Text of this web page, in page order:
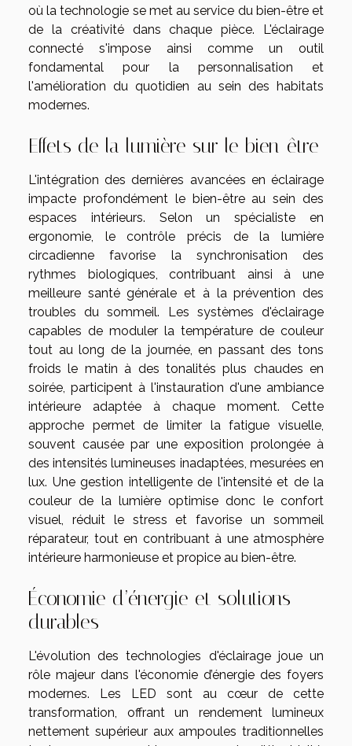
où la technologie se met au service du bien-être et
de la créativité dans chaque pièce. L'éclairage
connecté s'impose ainsi comme un outil
fondamental pour la personnalisation et
l'amélioration du quotidien au sein des habitats
modernes.
Effets de la lumière sur le bien-être
L'intégration des dernières avancées en éclairage
impacte profondément le bien-être au sein des
espaces intérieurs. Selon un spécialiste en
ergonomie, le contrôle précis de la lumière
circadienne favorise la synchronisation des
rythmes biologiques, contribuant ainsi à une
meilleure santé générale et à la prévention des
troubles du sommeil. Les systèmes d'éclairage
capables de moduler la température de couleur
tout au long de la journée, en passant des tons
froids le matin à des tonalités plus chaudes en
soirée, participent à l'instauration d'une ambiance
intérieure adaptée à chaque moment. Cette
approche permet de limiter la fatigue visuelle,
souvent causée par une exposition prolongée à
des intensités lumineuses inadaptées, mesurées en
lux. Une gestion intelligente de l'intensité et de la
couleur de la lumière optimise donc le confort
visuel, réduit le stress et favorise un sommeil
réparateur, tout en contribuant à une atmosphère
intérieure harmonieuse et propice au bien-être.
Économie d’énergie et solutions
durables
L'évolution des technologies d'éclairage joue un
rôle majeur dans l'économie d’énergie des foyers
modernes. Les LED sont au cœur de cette
transformation, offrant un rendement lumineux
nettement supérieur aux ampoules traditionnelles